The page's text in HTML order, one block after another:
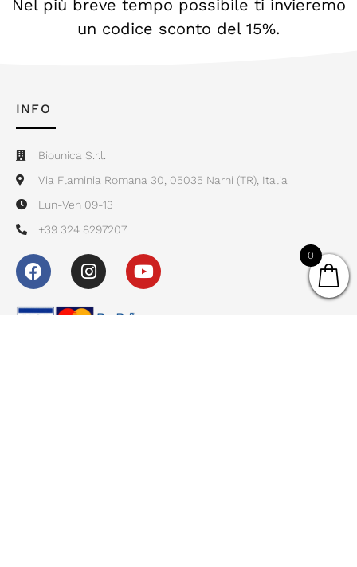
Nel più breve tempo possibile ti invieremo
un codice sconto del 15%.
INFO
Biounica S.r.l.
Via Flaminia Romana 30, 05035 Narni (TR), Italia
Lun-Ven 09-13
+39 324 8297207
0